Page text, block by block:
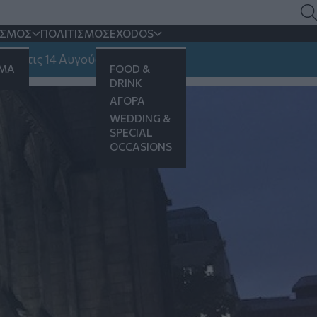
ΠΟΛΙΤΙΣΜΟΣEXODOS
FOOD &
DRINK
ΑΓΟΡΑ
WEDDING &
SPECIAL
OCCASIONS
Αυγούστου